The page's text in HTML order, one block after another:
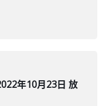
年10月23日 放